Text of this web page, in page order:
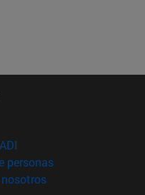
en nueva ventana)
personas(abre en nueva
(abre en nueva